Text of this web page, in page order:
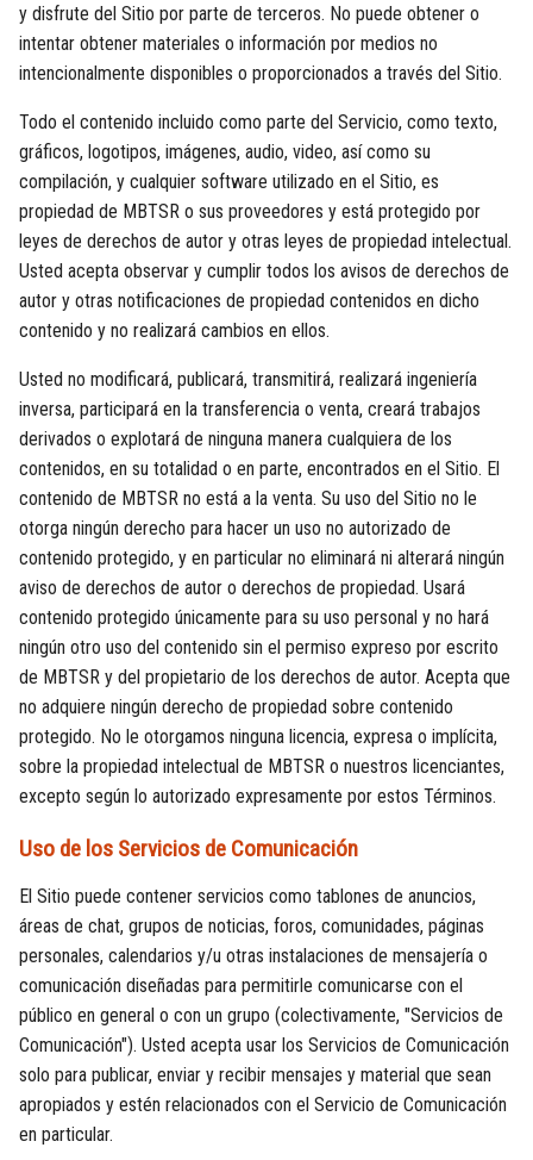
y disfrute del Sitio por parte de terceros. No puede obtener o
intentar obtener materiales o información por medios no
intencionalmente disponibles o proporcionados a través del Sitio.
Todo el contenido incluido como parte del Servicio, como texto,
gráficos, logotipos, imágenes, audio, video, así como su
compilación, y cualquier software utilizado en el Sitio, es
propiedad de MBTSR o sus proveedores y está protegido por
leyes de derechos de autor y otras leyes de propiedad intelectual.
Usted acepta observar y cumplir todos los avisos de derechos de
autor y otras notificaciones de propiedad contenidos en dicho
contenido y no realizará cambios en ellos.
Usted no modificará, publicará, transmitirá, realizará ingeniería
inversa, participará en la transferencia o venta, creará trabajos
derivados o explotará de ninguna manera cualquiera de los
contenidos, en su totalidad o en parte, encontrados en el Sitio. El
contenido de MBTSR no está a la venta. Su uso del Sitio no le
otorga ningún derecho para hacer un uso no autorizado de
contenido protegido, y en particular no eliminará ni alterará ningún
aviso de derechos de autor o derechos de propiedad. Usará
contenido protegido únicamente para su uso personal y no hará
ningún otro uso del contenido sin el permiso expreso por escrito
de MBTSR y del propietario de los derechos de autor. Acepta que
no adquiere ningún derecho de propiedad sobre contenido
protegido. No le otorgamos ninguna licencia, expresa o implícita,
sobre la propiedad intelectual de MBTSR o nuestros licenciantes,
excepto según lo autorizado expresamente por estos Términos.
Uso de los Servicios de Comunicación
El Sitio puede contener servicios como tablones de anuncios,
áreas de chat, grupos de noticias, foros, comunidades, páginas
personales, calendarios y/u otras instalaciones de mensajería o
comunicación diseñadas para permitirle comunicarse con el
público en general o con un grupo (colectivamente, "Servicios de
Comunicación"). Usted acepta usar los Servicios de Comunicación
solo para publicar, enviar y recibir mensajes y material que sean
apropiados y estén relacionados con el Servicio de Comunicación
en particular.